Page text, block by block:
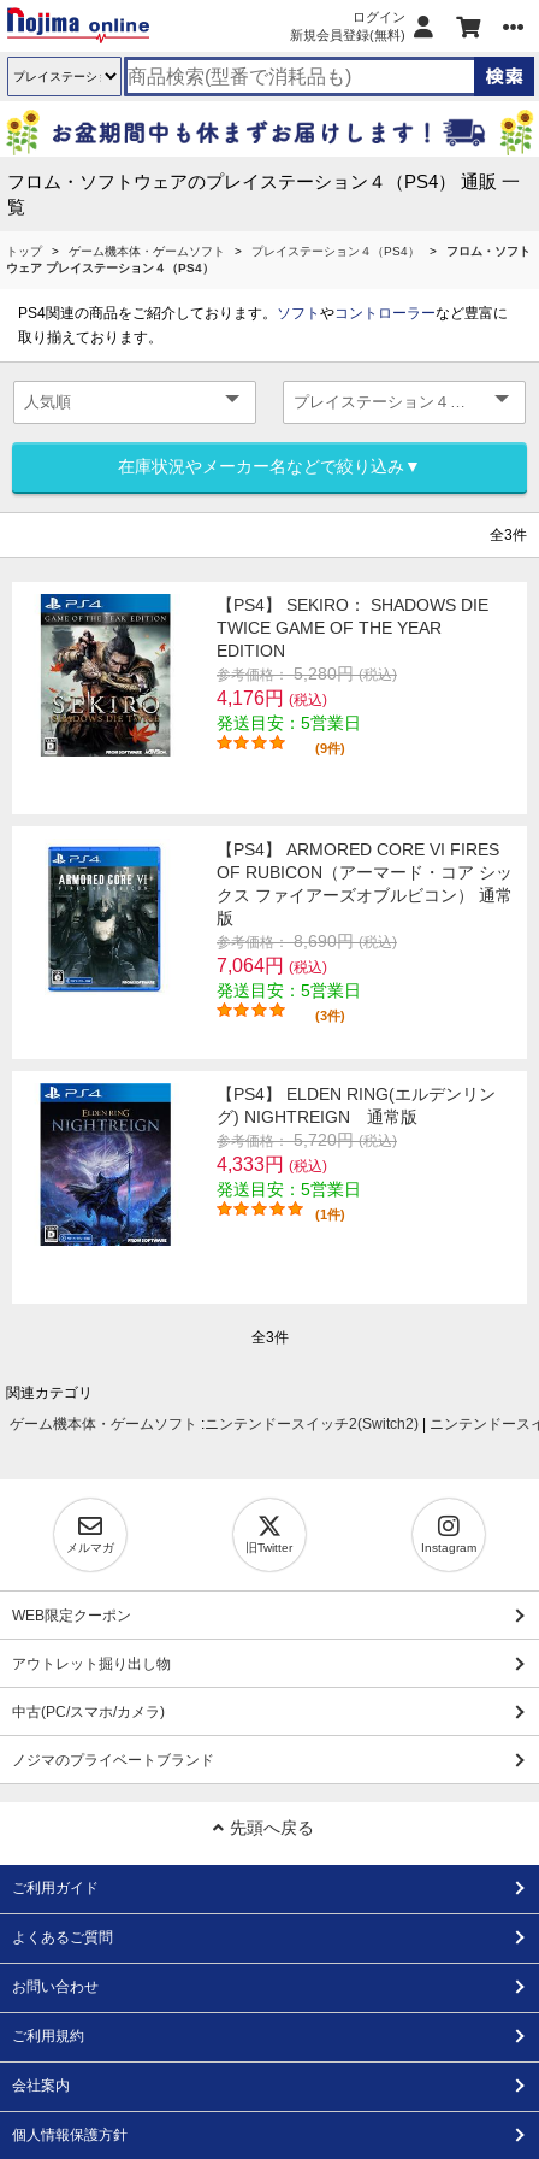
ログイン
新規会員登録(無料)
フロム・ソフトウェアのプレイステーション４（PS4） 通販 一
覧
トップ ゲーム機本体・ゲームソフト プレイステーション４（PS4）
フロム・ソフト
ウェア プレイステーション４（PS4）
PS4関連の商品をご紹介しております。 ソフト やコントローラーなど豊富に
取り揃えております。
在庫状況やメーカー名などで絞り込み▼
全3件
【PS4】 SEKIRO： SHADOWS DIE
TWICE GAME OF THE YEAR
EDITION
参考価格： 5,280円(税込)
4,176円 (税込)
発送目安：5営業日
(9件)
【PS4】 ARMORED CORE VI FIRES
OF RUBICON（アーマード・コア シッ
クス ファイアーズオブルビコン） 通常
版
参考価格： 8,690円(税込)
7,064円 (税込)
発送目安：5営業日
(3件)
【PS4】 ELDEN RING(エルデンリン
グ) NIGHTREIGN 通常版
参考価格： 5,720円(税込)
4,333円 (税込)
発送目安：5営業日
(1件)
全3件
関連カテゴリ
ゲーム機本体・ゲームソフト :ニンテンドースイッチ2(Switch2) ニンテンドース
メルマガ 旧Twitter Instagram
WEB限定クーポン
アウトレット掘り出し物
中古(PC/スマホ/カメラ)
ノジマのプライベートブランド
先頭へ戻る
ご利用ガイド
よくあるご質問
お問い合わせ
ご利用規約
会社案内
個人情報保護方針